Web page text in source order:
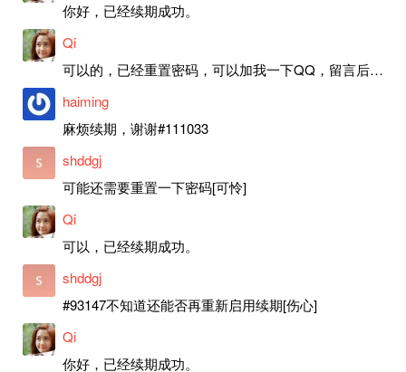
你好，已经续期成功。
Qi
可以的，已经重置密码，可以加我一下QQ，留言后我就发密码给你。
haiming
麻烦续期，谢谢#111033
shddgj
可能还需要重置一下密码[可怜]
Qi
可以，已经续期成功。
shddgj
#93147不知道还能否再重新启用续期[伤心]
Qi
你好，已经续期成功。